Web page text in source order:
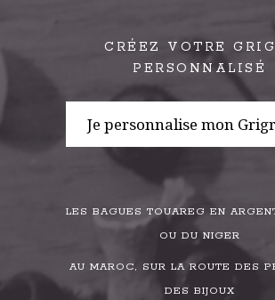
CRÉEZ VOTRE
PERSONNALISÉ
Je personnalise mon
LES BAGUES TOUAREG EN
OU DU NIGER
AU MAROC, SUR LA ROUTE DES
DES BIJOUX